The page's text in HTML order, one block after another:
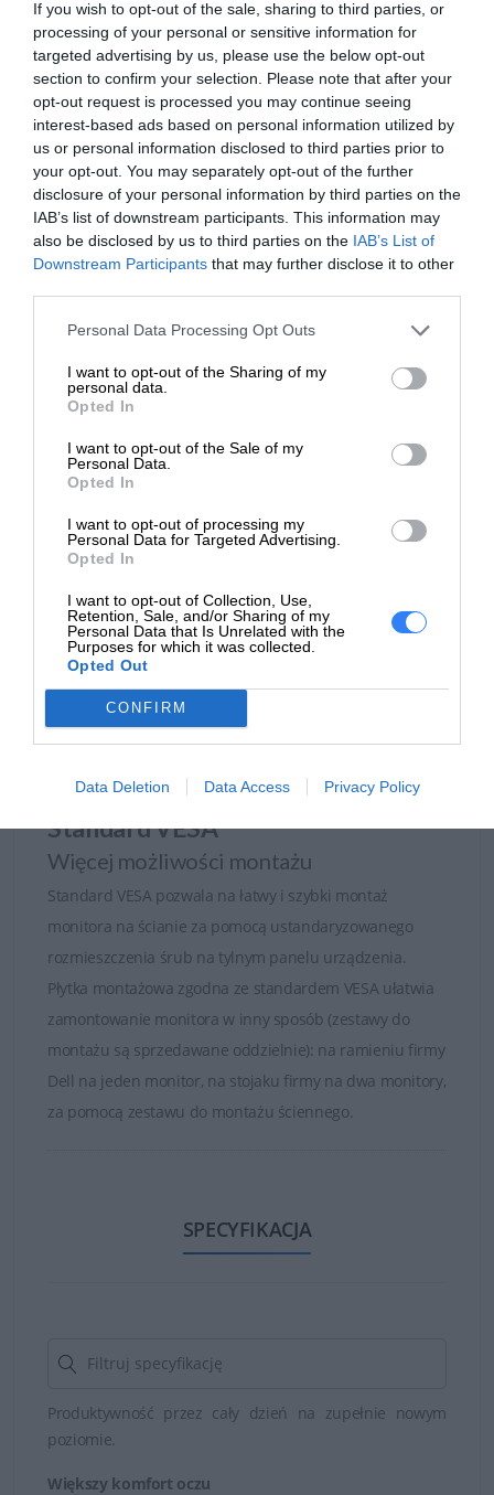
If you wish to opt-out of the sale, sharing to third parties, or
processing of your personal or sensitive information for
targeted advertising by us, please use the below opt-out
section to confirm your selection. Please note that after your
opt-out request is processed you may continue seeing
interest-based ads based on personal information utilized by
us or personal information disclosed to third parties prior to
your opt-out. You may separately opt-out of the further
disclosure of your personal information by third parties on the
IAB’s list of downstream participants. This information may
also be disclosed by us to third parties on the IAB’s List of
Downstream Participants that may further disclose it to other
Personal Data Processing Opt Outs
I want to opt-out of the Sharing of my
personal data.
Opted In
I want to opt-out of the Sale of my
Personal Data.
Opted In
I want to opt-out of processing my
Personal Data for Targeted Advertising.
Opted In
I want to opt-out of Collection, Use,
Retention, Sale, and/or Sharing of my
Personal Data that Is Unrelated with the
Purposes for which it was collected.
Opted Out
CONFIRM
Data Deletion Data Access Privacy Policy
komputerowego może pochwalić się certyfikatem EPEAT.
To o jedno z najbardziej prestiżowych wyróżnień w
branży technologicznej. Certyfikat EPEAT Gold wskazuje,
ze produkt spełnia najbardziej surowe kryteria dbałości
o środowisko.
TCO
Energooszczednosc i wysoka ergonomia
Oferowany monitor jest zgodny z norma TCO, norma
zgodność produktów pod względem ergonomii,
energooszczędności i ekologii.
Standard VESA
Więcej możliwości montażu
Standard VESA pozwala na łatwy i szybki montaż
monitora na ścianie za pomocą ustandaryzowanego
rozmieszczenia śrub na tylnym panelu urządzenia.
Płytka montażowa zgodna ze standardem VESA ułatwia
zamontowanie monitora w inny sposób (zestawy do
montażu są sprzedawane oddzielnie): na ramieniu firmy
Dell na jeden monitor, na stojaku firmy na dwa monitory,
za pomocą zestawu do montażu ściennego.
SPECYFIKACJA
Produktywność przez cały dzień na zupełnie nowym
poziomie.
Większy komfort oczu